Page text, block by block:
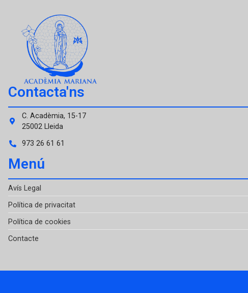
Contacta'ns
C. Acadèmia, 15-17
25002 Lleida
973 26 61 61
Menú
Avís Legal
Política de privacitat
Política de cookies
Contacte